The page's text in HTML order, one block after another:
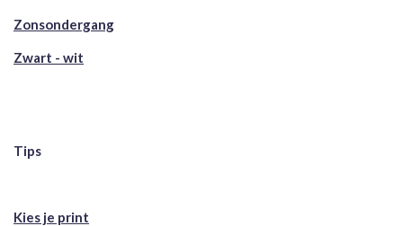
Zonsondergang
Zwart - wit
Tips
Kies je print